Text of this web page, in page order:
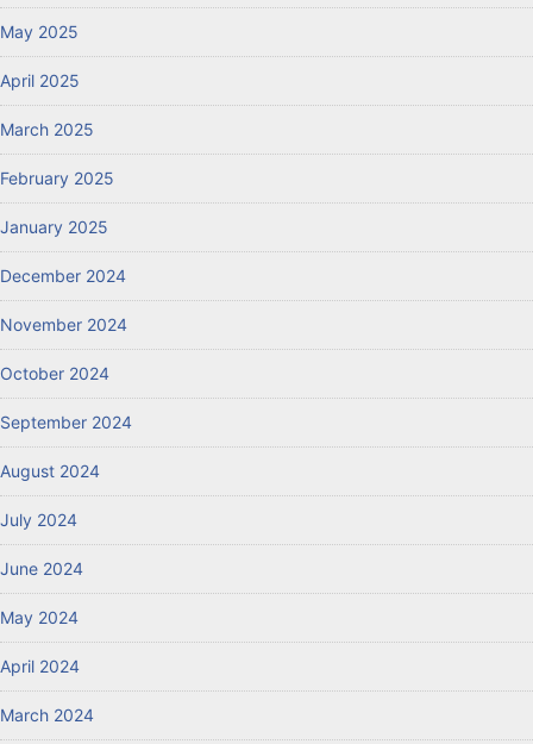
May 2025
April 2025
March 2025
February 2025
January 2025
December 2024
November 2024
October 2024
September 2024
August 2024
July 2024
June 2024
May 2024
April 2024
March 2024